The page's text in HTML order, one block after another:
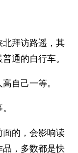
拜访路遥，其
通的自行车。
自己一等。
的，会影响读
，多数都是快